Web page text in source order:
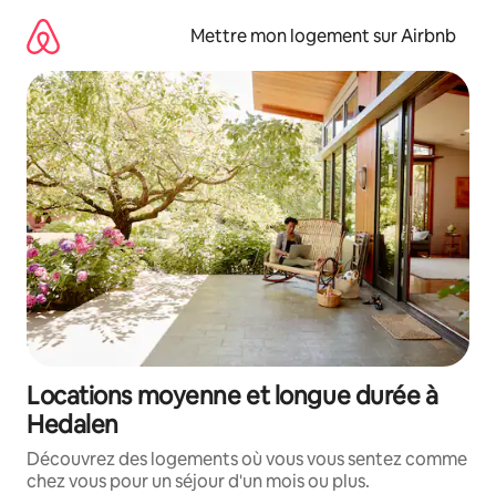
directement
contenu
Mettre mon logement sur Airbnb
Locations moyenne et longue durée à
Hedalen
Découvrez des logements où vous vous sentez comme
chez vous pour un séjour d'un mois ou plus.